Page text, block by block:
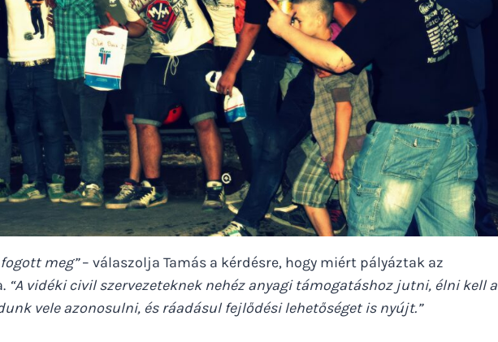
meg”– válaszolja Tamás a kérdésre, hogy miért pályáztak az
“A vidéki civil szervezeteknek nehéz anyagi támogatáshoz jutni, élni kell a
vele azonosulni, és ráadásul fejlődési lehetőséget is nyújt.”